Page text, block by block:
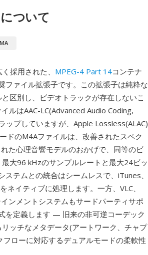
ついて
採用された、 MPEG-4 Part 14コンテナ
ファイル拡張子です。この拡張子は純粋な
区別し、ビデオトラックが存在しないこ
ルはAAC-LC(Advanced Audio Coding,
プしていますが、Apple Lossless(ALAC)
ドのM4Aファイルは、改善されたスペク
た心理音響モデルのおかげで、同等のビ
大96 kHzのサンプルレートと最大24ビッ
ステムとの統合はシームレスで、iTunes、
イティブに処理します。一方、VLC、
ンメントシステムもサードパーティサポ
を定義します — 旧来の非可逆コーデック
ッチなメタデータ(アートワーク、チャプ
ローに対応するデュアルモードの柔軟性